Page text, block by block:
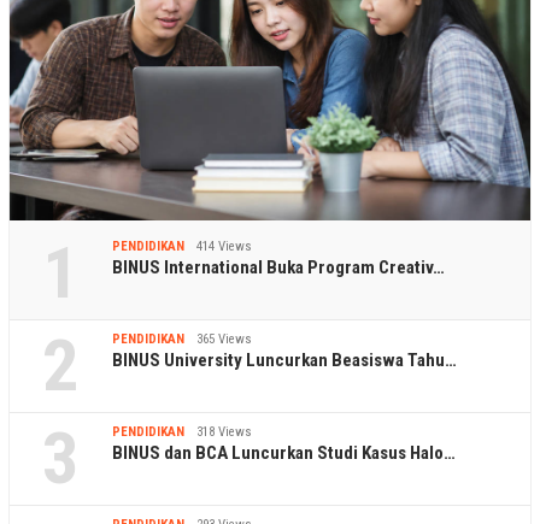
1 PENDIDIKAN 414 Views
BINUS International Buka Program Creativ…
2 PENDIDIKAN 365 Views
BINUS University Luncurkan Beasiswa Tahu…
3 PENDIDIKAN 318 Views
BINUS dan BCA Luncurkan Studi Kasus Halo…